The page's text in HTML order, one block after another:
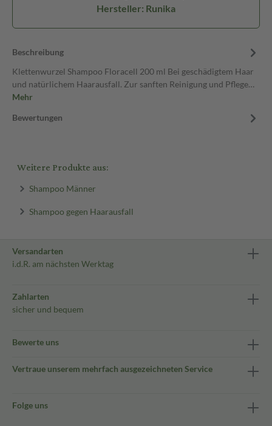
Hersteller: Runika
Beschreibung
Klettenwurzel Shampoo Floracell 200 ml Bei geschädigtem Haar
und natürlichem Haarausfall. Zur sanften Reinigung und Pflege…
Mehr
Bewertungen
Weitere Produkte aus:
Shampoo Männer
Shampoo gegen Haarausfall
Versandarten
i.d.R. am nächsten Werktag
Zahlarten
sicher und bequem
Bewerte uns
Vertraue unserem mehrfach ausgezeichneten Service
Folge uns